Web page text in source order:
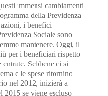
immensi cambiamenti
della Previdenza
i benefici
Sociale sono
mantenere. Oggi, il
per i beneficiari rispetto
Sebbene ci si
e le spese ritornino
nel 2012, inizierà a
2015 se viene escluso